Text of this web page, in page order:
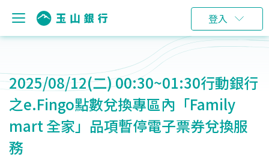
登入
2025/08/12(二) 00:30~01:30行動銀行
之e.Fingo點數兌換專區內「Family
mart 全家」品項暫停電子票券兌換服
務